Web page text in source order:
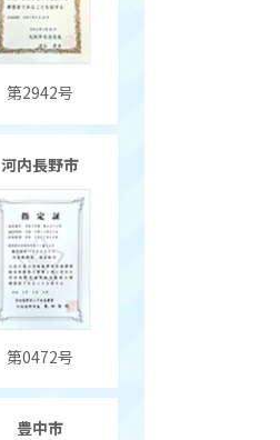
第2942号
河内長野市
第0472号
豊中市